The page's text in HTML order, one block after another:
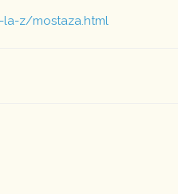
z/mostaza.html